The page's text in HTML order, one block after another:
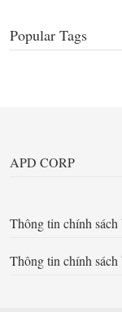
Popular Tags
APD CORP
Thông tin chính sách
Thông tin chính sách